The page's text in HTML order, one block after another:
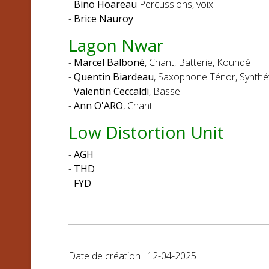
- Bino Hoareau Percussions, voix
- Brice Nauroy
Lagon Nwar
- Marcel Balboné, Chant, Batterie, Koundé
-Quentin Biardeau, Saxophone Ténor,
-Valentin Ceccaldi, Basse
-Ann O'ARO, Chant
Low Distortion Unit
-AGH
- THD
- FYD
Date de création : 12-04-2025